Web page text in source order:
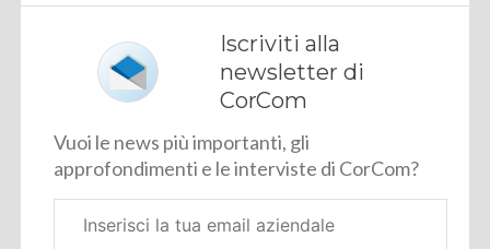
Iscriviti alla
newsletter di
CorCom
Vuoi le news più importanti, gli
approfondimenti e le interviste di CorCom?
aziendale